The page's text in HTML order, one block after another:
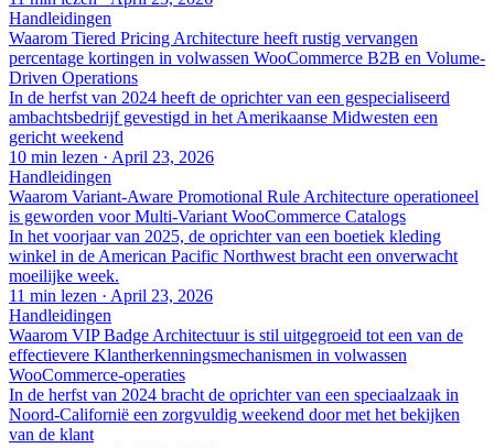
Handleidingen
Waarom Tiered Pricing Architecture heeft rustig vervangen
percentage kortingen in volwassen WooCommerce B2B en Volume-
Driven Operations
In de herfst van 2024 heeft de oprichter van een gespecialiseerd
ambachtsbedrijf gevestigd in het Amerikaanse Midwesten een
gericht weekend
10 min lezen · April 23, 2026
Handleidingen
Waarom Variant-Aware Promotional Rule Architecture operationeel
is geworden voor Multi-Variant WooCommerce Catalogs
In het voorjaar van 2025, de oprichter van een boetiek kleding
winkel in de American Pacific Northwest bracht een onverwacht
moeilijke week.
11 min lezen · April 23, 2026
Handleidingen
Waarom VIP Badge Architectuur is stil uitgegroeid tot een van de
effectievere Klantherkenningsmechanismen in volwassen
WooCommerce-operaties
In de herfst van 2024 bracht de oprichter van een speciaalzaak in
Noord-Californië een zorgvuldig weekend door met het bekijken
van de klant